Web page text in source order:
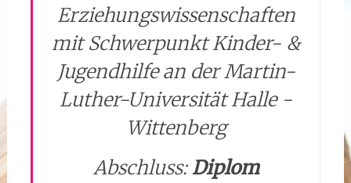
Erziehungswissenschaften
mit Schwerpunkt Kinder- &
Jugendhilfe an der Martin-
Luther-Universität Halle -
Wittenberg
Abschluss:Diplom